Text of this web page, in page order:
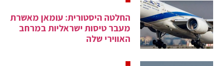
החלטה היסטורית: עומאן מאשרת
מעבר טיסות ישראליות במרחב
האווירי שלה